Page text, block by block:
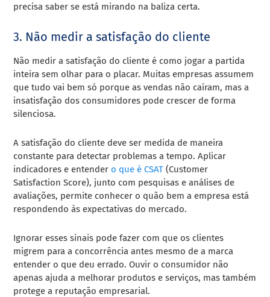
precisa saber se está mirando na baliza certa.
3. Não medir a satisfação do cliente
Não medir a satisfação do cliente é como jogar a partida
inteira sem olhar para o placar. Muitas empresas assumem
que tudo vai bem só porque as vendas não caíram, mas a
insatisfação dos consumidores pode crescer de forma
silenciosa.
A satisfação do cliente deve ser medida de maneira
constante para detectar problemas a tempo. Aplicar
indicadores e entender o que é CSAT (Customer
Satisfaction Score), junto com pesquisas e análises de
avaliações, permite conhecer o quão bem a empresa está
respondendo às expectativas do mercado.
Ignorar esses sinais pode fazer com que os clientes
migrem para a concorrência antes mesmo de a marca
entender o que deu errado. Ouvir o consumidor não
apenas ajuda a melhorar produtos e serviços, mas também
protege a reputação empresarial.